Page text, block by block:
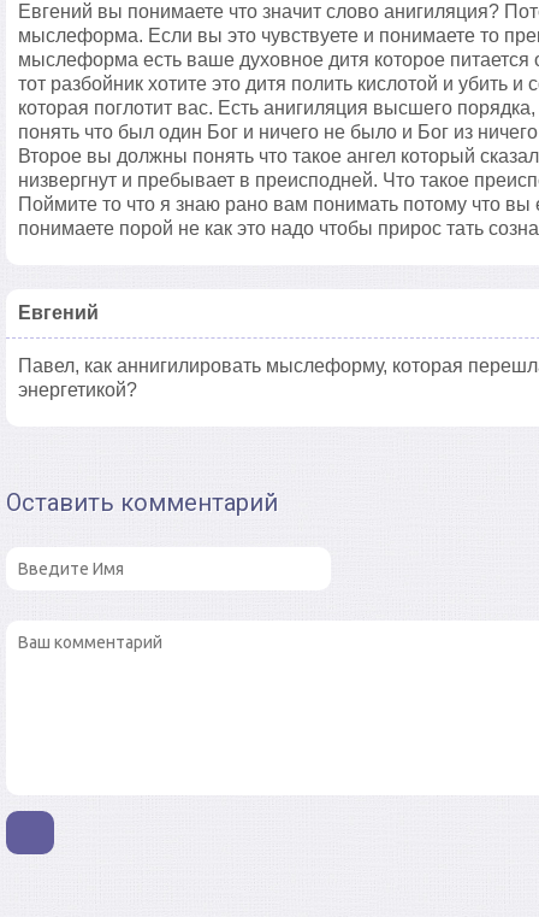
Евгений вы понимаете что значит слово анигиляция?
мыслеформа. Если вы это чувствуете и понимаете то
мыслеформа есть ваше духовное дитя которое питается
тот разбойник хотите это дитя полить кислотой и убить
которая поглотит вас. Есть анигиляция высшего
понять что был один Бог и ничего не было и Бог из
Второе вы должны понять что такое ангел который
низвергнут и пребывает в преисподней. Что такое
Поймите то что я знаю рано вам понимать потому что
понимаете порой не как это надо чтобы прирос тать
Евгений
Павел, как аннигилировать мыслеформу, которая
энергетикой?
Оставить комментарий